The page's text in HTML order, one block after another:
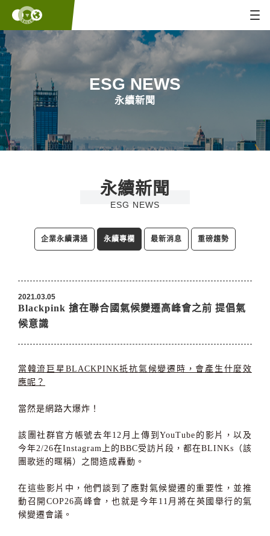
ESG NEWS
永續新聞
永續新聞
ESG NEWS
企業永續溝通 永續專欄 最新消息 重磅趨勢
2021.03.05
Blackpink 搶在聯合國氣候變遷高峰會之前 提倡氣
候意識
當韓流巨星BLACKPINK抵抗氣候變遷時，會產生什麼效
應呢？
當然是網路大爆炸！
該團社群官方帳號去年12月上傳到YouTube的影片，以及
今年2/26在Instagram上的BBC受訪片段，都在BLINKs（該
團歌迷的暱稱）之間造成轟動。
在這些影片中，他們談到了應對氣候變遷的重要性，並推
動召開COP26高峰會，也就是今年11月將在英國舉行的氣
候變遷會議。